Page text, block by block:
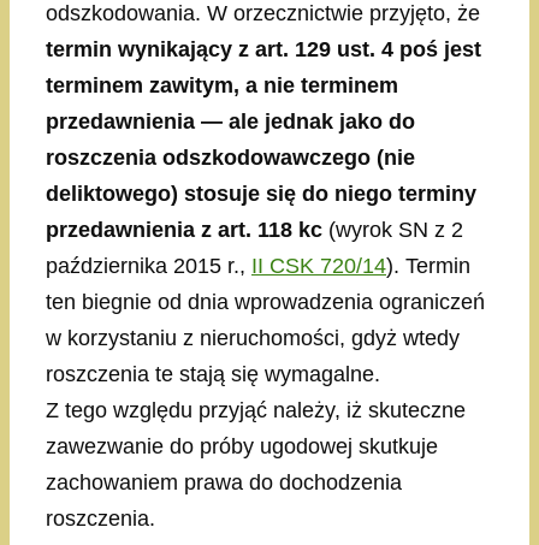
odszkodowania. W orzecznictwie przyjęto, że
termin wynikający z art. 129 ust. 4 poś jest
terminem zawitym, a nie terminem
przedawnienia — ale jednak jako do
roszczenia odszkodowawczego (nie
deliktowego) stosuje się do niego terminy
przedawnienia z art. 118 kc (wyrok SN z 2
października 2015 r., II CSK 720/14). Termin
ten biegnie od dnia wprowadzenia ograniczeń
w korzystaniu z nieruchomości, gdyż wtedy
roszczenia te stają się wymagalne.
Z tego względu przyjąć należy, iż skuteczne
zawezwanie do próby ugodowej skutkuje
zachowaniem prawa do dochodzenia
roszczenia.